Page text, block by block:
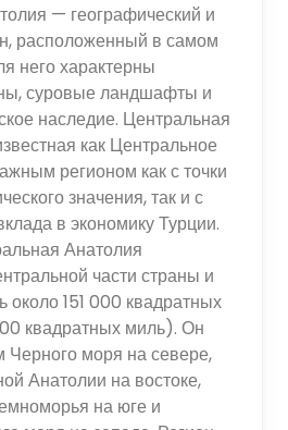
— географический и
расположенный в самом
него характерны
суровые ландшафты и
наследие. Центральная
как Центральное
регионом как с точки
значения, так и с
в экономику Турции.
Анатолия
части страны и
около 151 000 квадратных
квадратных миль). Он
Черного моря на севере,
Анатолии на востоке,
на юге и